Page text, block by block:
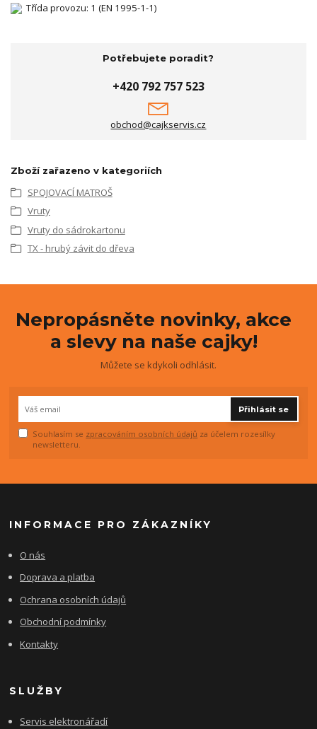
Třída provozu: 1 (EN 1995-1-1)
Potřebujete poradit?
+420 792 757 523
obchod@cajkservis.cz
Zboží zařazeno v kategoriích
SPOJOVACÍ MATROŠ
Vruty
Vruty do sádrokartonu
TX - hrubý závit do dřeva
Nepropásněte novinky, akce
a slevy na naše cajky!
Můžete se kdykoli odhlásit.
Přihlásit se
Souhlasím se zpracováním osobních údajů za účelem rozesílky
newsletteru.
INFORMACE PRO ZÁKAZNÍKY
O nás
Doprava a platba
Ochrana osobních údajů
Obchodní podmínky
Kontakty
SLUŽBY
Servis elektronářadí